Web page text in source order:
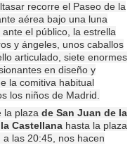
recorre el Paseo de la
aérea bajo una luna
el público, la estrella
y ángeles, unos caballos
articulado, siete enormes
en diseño y
la comitiva habitual
los niños de Madrid.
la plazade San Juan de la
Castellana hasta la plaza
, a las 20:45, nos hacen